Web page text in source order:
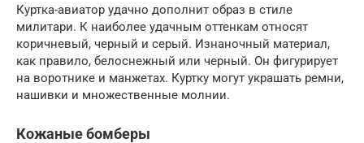
Куртка-авиатор удачно дополнит образ в стиле
милитари. К наиболее удачным оттенкам относят
коричневый, черный и серый. Изнаночный материал,
как правило, белоснежный или черный. Он фигурирует
на воротнике и манжетах. Куртку могут украшать ремни,
нашивки и множественные молнии.
Кожаные бомберы